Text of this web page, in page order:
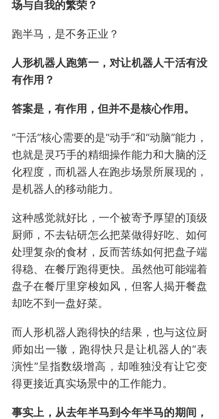
场与自我的繁荣？
跑半马，是不务正业？
人形机器人跑第一，对让机器人干活有没
有作用？
答案是，有作用，但并不是核心作用。
“干活”核心需要的是“动手”和“动脑”能力，
也就是灵巧手的精细操作能力和大脑的泛
化程度，而机器人在跑步场景所展现的，
是机器人的移动能力。
这种感觉就好比，一个被寄予厚望的顶级
厨师，不去钻研怎么把菜做得好吃、如何
处理复杂的食材，反而苦练如何把盘子端
得稳、在餐厅跑得更快。虽然他可能端着
盘子在餐厅里穿梭如风，但客人揭开餐盘
却吃不到一盘好菜。
而人形机器人跑得快的结果，也与这位厨
师如出一辙，跑得快只是让机器人的“表
演性”呈指数级增高，却唯独没有让它变
得更接近真实场景中的工作能力。
事实上，从去年半马到今年半马的期间，